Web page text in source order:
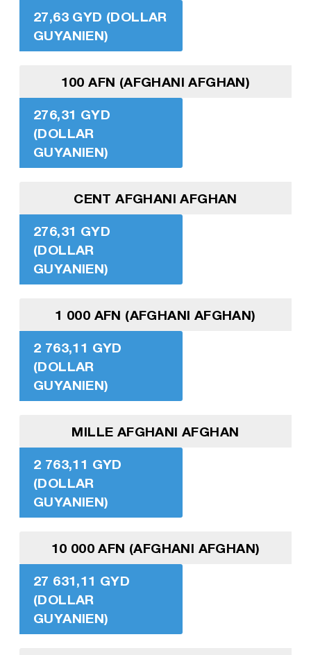
27,63 GYD (DOLLAR
GUYANIEN)
100 AFN (AFGHANI AFGHAN)
276,31 GYD
(DOLLAR
GUYANIEN)
CENT AFGHANI AFGHAN
276,31 GYD
(DOLLAR
GUYANIEN)
1 000 AFN (AFGHANI AFGHAN)
2 763,11 GYD
(DOLLAR
GUYANIEN)
MILLE AFGHANI AFGHAN
2 763,11 GYD
(DOLLAR
GUYANIEN)
10 000 AFN (AFGHANI AFGHAN)
27 631,11 GYD
(DOLLAR
GUYANIEN)